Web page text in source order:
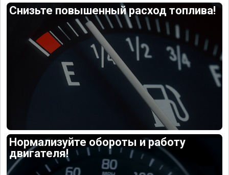
Снизьте повышенный расход топлива!
Нормализуйте обороты и работу
двигателя!